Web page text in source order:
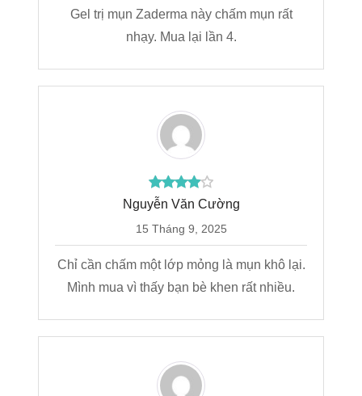
Gel trị mụn Zaderma này chấm mụn rất
nhạy. Mua lại lần 4.
Nguyễn Văn Cường
15 Tháng 9, 2025
Chỉ cần chấm một lớp mỏng là mụn khô lại.
Mình mua vì thấy bạn bè khen rất nhiều.